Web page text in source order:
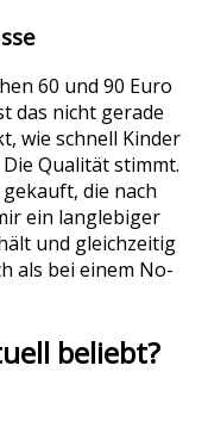
60 und 90 Euro
das nicht gerade
wie schnell Kinder
Qualität stimmt.
die nach
ein langlebiger
und gleichzeitig
als bei einem No-
beliebt?